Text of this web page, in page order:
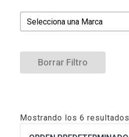
Mostrando los 6 resultados
Marcas
Marcas
Borrar Filtro